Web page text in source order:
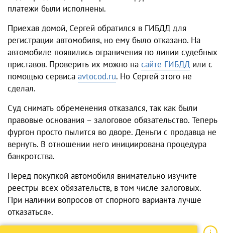
платежи были исполнены.
Приехав домой, Сергей обратился в ГИБДД для
регистрации автомобиля, но ему было отказано. На
автомобиле появились ограничения по линии судебных
приставов. Проверить их можно на сайте ГИБДД или с
помощью сервиса avtocod.ru. Но Сергей этого не
сделал.
Суд снимать обременения отказался, так как были
правовые основания – залоговое обязательство. Теперь
фургон просто пылится во дворе. Деньги с продавца не
вернуть. В отношении него инициирована процедура
банкротства.
Перед покупкой автомобиля внимательно изучите
реестры всех обязательств, в том числе залоговых.
При наличии вопросов от спорного варианта лучше
отказаться».